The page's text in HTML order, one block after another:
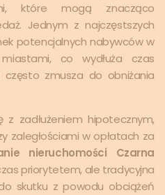
które mogą znacząco
Jednym z najczęstszych
potencjalnych nabywców w
co wydłuża czas
zmusza do obniżania
z zadłużeniem hipotecznym,
zaległościami w opłatach za
nieruchomości Czarna
priorytetem, ale tradycyjna
skutku z powodu obciążeń